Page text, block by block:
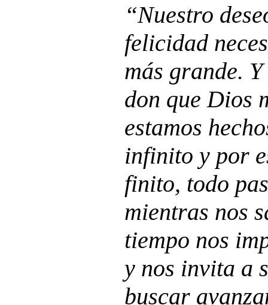
“Nuestro
felicidad
más grande.
don que Dios
estamos
infinito y por
finito, todo
mientras nos
tiempo nos
y nos invita a
buscar